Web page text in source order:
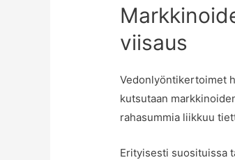
viisaus
Vedonlyöntikertoimet
kutsutaan
rahasummia liikkuu
Erityisesti suosituissa